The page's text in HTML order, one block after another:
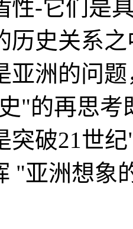
性-它们是
历史关系
亚洲的问
"的再思考
突破21世
"亚洲想象